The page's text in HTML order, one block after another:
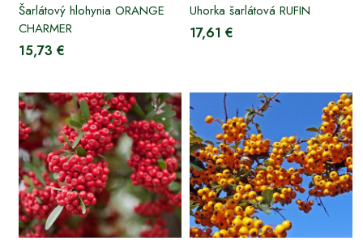
Šarlátový hlohynia ORANGE
CHARMER
15,73 €
Uhorka šarlátová RUFIN
17,61 €